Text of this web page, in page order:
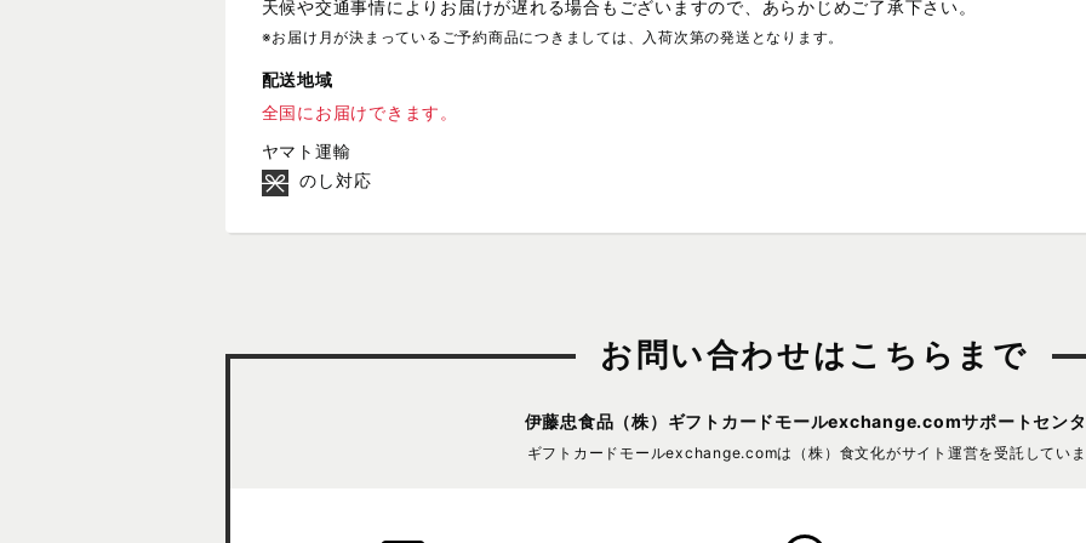
天候や交通事情によりお届けが遅れる場合もございますので、あらかじめご了承下さい。
※お届け月が決まっているご予約商品につきましては、入荷次第の発送となります。
配送地域
全国にお届けできます。
ヤマト運輸
のし対応
お問い合わせはこちらまで
伊藤忠食品（株） ギフトカードモールexchange.comサポートセン
ギフトカードモールexchange.comは （株）食文化がサイト運営を受託してい